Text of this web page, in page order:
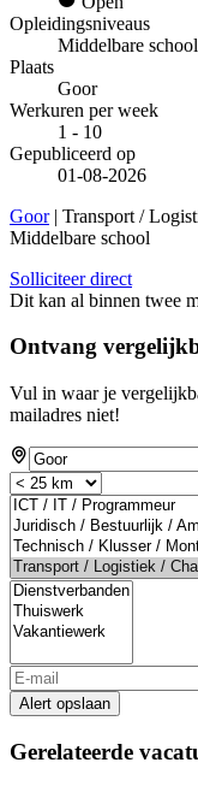
Opleidingsniveaus
Middelbare school
Plaats
Goor
Werkuren per week
1 - 10
Gepubliceerd op
01-08-2026
Goor| Transport /
Middelbare school
Solliciteer direct
Dit kan al binnen twee
Ontvang
Vul in waar je
mailadres niet!
Alert opslaan
Gerelateerde